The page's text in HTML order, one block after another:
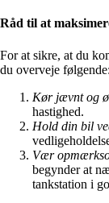
Råd til at
For at sikre, at du
du overveje følgende:
Kør jævnt og
hastighed.
Hold din bil
Vær
begynder at
tankstation i